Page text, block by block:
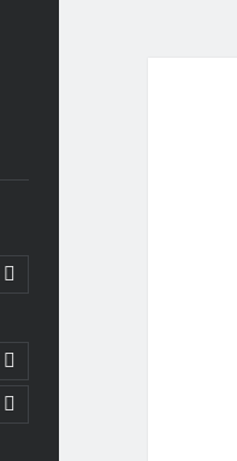
öppna
undermeny
öppna
undermeny
öppna
undermeny